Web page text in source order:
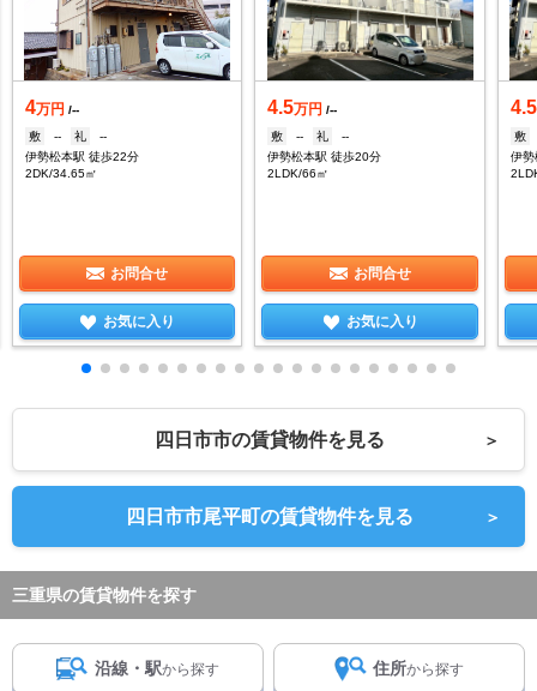
4万円 /--
敷
-- 礼
--
伊勢松本駅 徒歩22分
2DK/34.65㎡
お問合せ
お気に入り
4.5万円 /--
敷
-- 礼
--
伊勢松本駅 徒歩20分
2LDK/66㎡
お問合せ
お気に入り
4.5
敷
伊
四日市市の賃貸物件を見る ＞
四日市市尾平町の賃貸物件を見る ＞
三重県の賃貸物件を探す
沿線・駅から探す 住所から探す